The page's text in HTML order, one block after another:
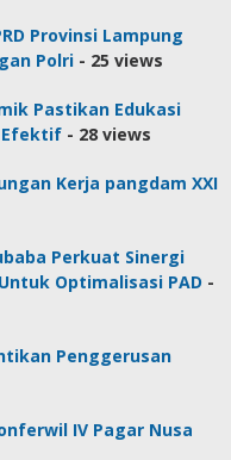
Provinsi Lampung
Polri - 25 views
Pastikan Edukasi
Efektif - 28 views
Kerja pangdam XXI
Perkuat Sinergi
Optimalisasi PAD -
Penggerusan
IV Pagar Nusa